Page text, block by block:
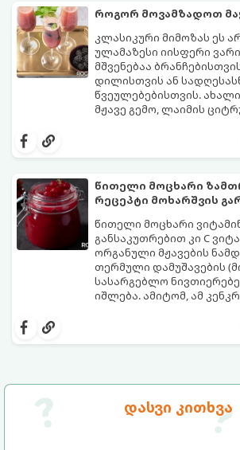
დასვი კითხვა
შეწვისას ფორმა
და არ დაიშალოს.
მომზადების დრო: 20
მუხუდოს ჩალბობის დრო:
შეწვის დრო: 10–15 წუთი
ბურთულა (4–6 პორცია)
როგორ მოვამზადოთ
კლასიკური მიმოზას ეს
ულამაზესი იისფერი
მშვენებაა
დილისთვის ან
წვეულებებისთვის.
მჟავე გემო, ლაიმის
საოცრად დახვეწილ და
და მის მომზადებას
პორცია
წითელი მოცხარი
რეცეპტი მოხარშვის
წითელი მოცხარი
განსაკუთრებით კი C
ორგანული მჟავების
თერმული დამუშავების
სასარგებლო
იშლება. ამიტომ, ამ
მომზადებაა - მოხარშვის
ბუნებრივ, კაშკაშა